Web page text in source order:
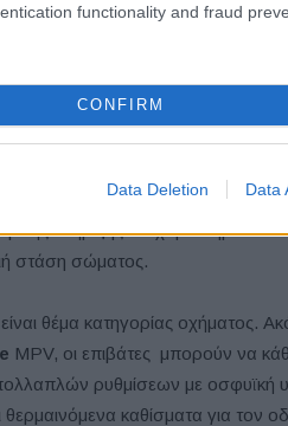
functionality and fraud
CONFIRM
Data Deletion Data
εξαιρετική πλευρική
εξαερισμό, θέρμανση πολλαπλών
πλαϊνά μαξιλάρια. Στην πιο
προσκέφαλο. Το
μαξιλαριού έδρας και
κατευθύνσεων και τα
Το κάθισμα επιδόσεων
στήριξης και
στάση σώματος.
θέμα κατηγορίας οχήματος.
MPV, οι επιβάτες μπορούν να
ρυθμίσεων με οσφυϊκή
καθίσματα για τον